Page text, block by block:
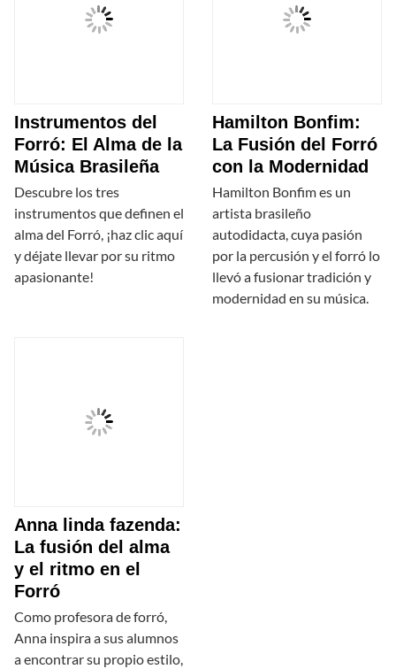
Instrumentos del
Forró: El Alma de la
Música Brasileña
Descubre los tres
instrumentos que definen el
alma del Forró, ¡haz clic aquí
y déjate llevar por su ritmo
apasionante!
Hamilton Bonfim:
La Fusión del Forró
con la Modernidad
Hamilton Bonfim es un
artista brasileño
autodidacta, cuya pasión
por la percusión y el forró lo
llevó a fusionar tradición y
modernidad en su música.
Anna linda fazenda:
La fusión del alma
y el ritmo en el
Forró
Como profesora de forró,
Anna inspira a sus alumnos
a encontrar su propio estilo,